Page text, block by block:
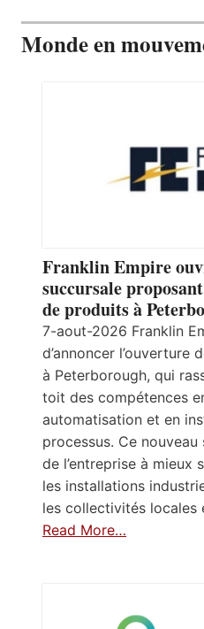
Monde en
Franklin Empire
succursale
de produits à
7-aout-2026 Franklin
d’annoncer l’ouverture
à Peterborough, qui
toit des compétences
automatisation et en
processus. Ce
de l’entreprise à mieux
les installations
les collectivités locales
Read More…